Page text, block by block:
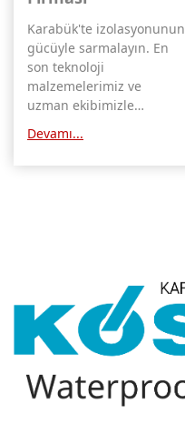
Karabük'te izolasyonunun
gücüyle sarmalayın. En
son teknoloji
malzemelerimiz ve
uzman ekibimizle
düzeye çıkarın.
Devamı...